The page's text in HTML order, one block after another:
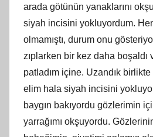
arada götünün yanaklarını
siyah incisini yokluyordum.
olmamıştı, durum onu
zıplarken bir kez daha boşaldı
patladım içine. Uzandık
elim hala siyah incisini
baygın bakıyordu gözlerimin
yarrağımı okşuyordu.